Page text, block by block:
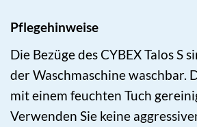
Pflegehinweise
Die Bezüge des CYBEX Talos S
der Waschmaschine waschbar.
mit einem feuchten Tuch
Verwenden Sie keine